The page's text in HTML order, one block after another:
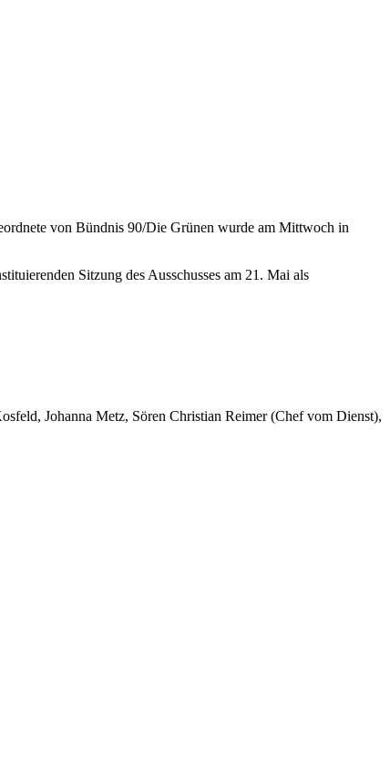
von Bündnis 90/Die Grünen wurde am Mittwoch in
Sitzung des Ausschusses am 21. Mai als
Johanna Metz, Sören Christian Reimer (Chef vom Dienst),